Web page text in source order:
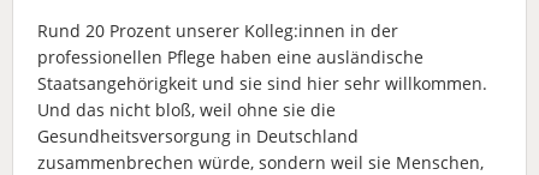
Rund 20 Prozent unserer Kolleg:innen in der
professionellen Pflege haben eine ausländische
Staatsangehörigkeit und sie sind hier sehr willkommen.
Und das nicht bloß, weil ohne sie die
Gesundheitsversorgung in Deutschland
zusammenbrechen würde, sondern weil sie Menschen,